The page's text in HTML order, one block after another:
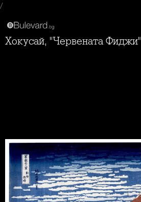
/
Хокусай, "Червената Фиджи"